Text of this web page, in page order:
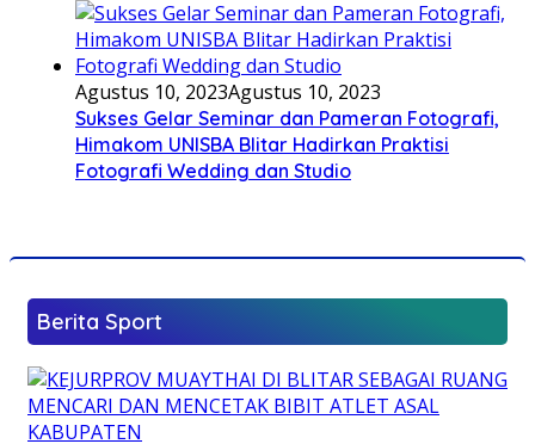
Agustus 10, 2023Agustus 10, 2023
Sukses Gelar Seminar dan Pameran Fotografi,
Himakom UNISBA Blitar Hadirkan Praktisi
Fotografi Wedding dan Studio
Berita Sport